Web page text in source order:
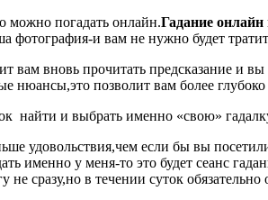
можно погадать онлайн.Гадание онлайн
фотография-и вам не нужно будет
вам вновь прочитать предсказание и
нюансы,это позволит вам более
найти и выбрать именно «свою»
удовольствия,чем если бы вы
именно у меня-то это будет сеанс
сразу,но в течении суток обязательно